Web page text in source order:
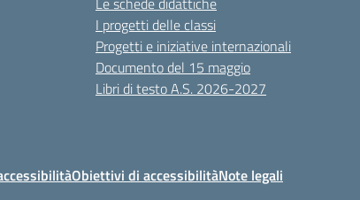
I progetti delle classi
Progetti e iniziative internazionali
Documento del 15 maggio
Libri di testo A.S. 2026-2027
Obiettivi di accessibilitàNote legali